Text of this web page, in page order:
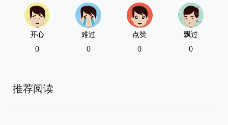
开心
0
难过
0
点赞
0
飘过
0
推荐阅读